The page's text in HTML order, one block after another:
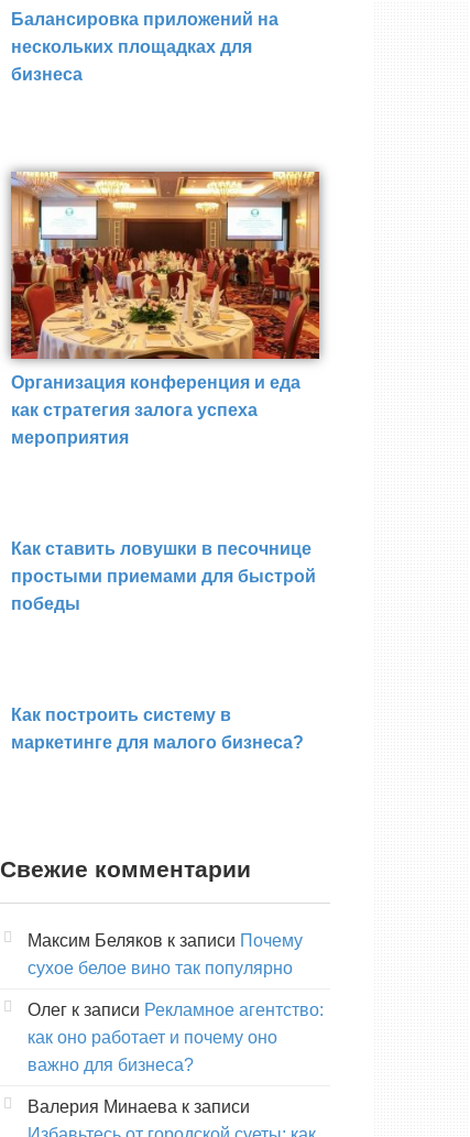
Балансировка приложений на
нескольких площадках для
бизнеса
Организация конференция и еда
как стратегия залога успеха
мероприятия
Как ставить ловушки в песочнице
простыми приемами для быстрой
победы
Как построить систему в
маркетинге для малого бизнеса?
Свежие комментарии
Максим Беляков к записи Почему
сухое белое вино так популярно
Олег к записи Рекламное агентство:
как оно работает и почему оно
важно для бизнеса?
Валерия Минаева к записи